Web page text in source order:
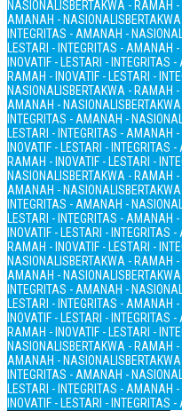
NASIONALISBERTAKWA - RAMAH
AMANAH - NASIONALIS
INTEGRITAS - AMANAH -
LESTARI - INTEGRITAS - AMANAH
INOVATIF - LESTARI - INTEGRITAS
RAMAH - INOVATIF - LESTARI -
NASIONALISBERTAKWA - RAMAH
AMANAH - NASIONALIS
INTEGRITAS - AMANAH -
LESTARI - INTEGRITAS - AMANAH
INOVATIF - LESTARI - INTEGRITAS
RAMAH - INOVATIF - LESTARI -
NASIONALISBERTAKWA - RAMAH
AMANAH - NASIONALIS
INTEGRITAS - AMANAH -
LESTARI - INTEGRITAS - AMANAH
INOVATIF - LESTARI - INTEGRITAS
RAMAH - INOVATIF - LESTARI -
NASIONALISBERTAKWA - RAMAH
AMANAH - NASIONALIS
INTEGRITAS - AMANAH -
LESTARI - INTEGRITAS - AMANAH
INOVATIF - LESTARI - INTEGRITAS
RAMAH - INOVATIF - LESTARI -
NASIONALISBERTAKWA - RAMAH
AMANAH - NASIONALIS
INTEGRITAS - AMANAH -
LESTARI - INTEGRITAS - AMANAH
INOVATIF - LESTARI - INTEGRITAS